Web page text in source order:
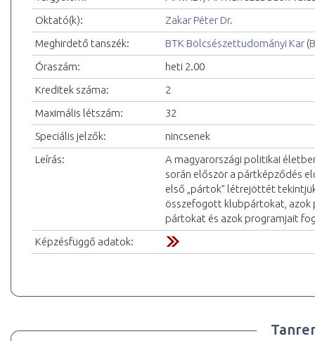
Oktató(k):
Zakar Péter Dr.
Meghirdető tanszék:
BTK Bölcsészettudományi Kar (
Óraszám:
heti 2.00
Kreditek száma:
2
Maximális létszám:
32
Speciális jelzők:
nincsenek
Leírás:
A magyarországi politikai
során először a pártképződés
első „pártok” létrejöttét
összefogott klubpártokat, azok
pártokat és azok programjait
Képzésfüggő adatok: